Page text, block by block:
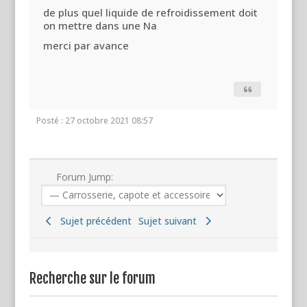
de plus quel liquide de refroidissement doit
on mettre dans une Na
merci par avance
Posté : 27 octobre 2021 08:57
Forum Jump:
Sujet précédent Sujet suivant
Recherche sur le forum